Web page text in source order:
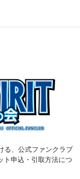
る、公式ファンクラブ
ト申込・引取方法につ